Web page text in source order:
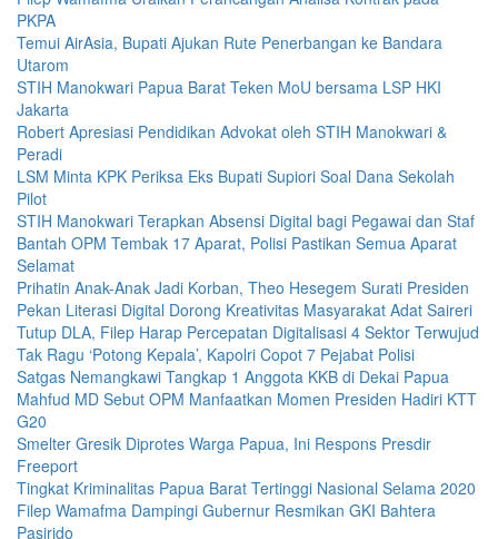
PKPA
Temui AirAsia, Bupati Ajukan Rute Penerbangan ke Bandara
Utarom
STIH Manokwari Papua Barat Teken MoU bersama LSP HKI
Jakarta
Robert Apresiasi Pendidikan Advokat oleh STIH Manokwari &
Peradi
LSM Minta KPK Periksa Eks Bupati Supiori Soal Dana Sekolah
Pilot
STIH Manokwari Terapkan Absensi Digital bagi Pegawai dan Staf
Bantah OPM Tembak 17 Aparat, Polisi Pastikan Semua Aparat
Selamat
Prihatin Anak-Anak Jadi Korban, Theo Hesegem Surati Presiden
Pekan Literasi Digital Dorong Kreativitas Masyarakat Adat Saireri
Tutup DLA, Filep Harap Percepatan Digitalisasi 4 Sektor Terwujud
Tak Ragu ‘Potong Kepala’, Kapolri Copot 7 Pejabat Polisi
Satgas Nemangkawi Tangkap 1 Anggota KKB di Dekai Papua
Mahfud MD Sebut OPM Manfaatkan Momen Presiden Hadiri KTT
G20
Smelter Gresik Diprotes Warga Papua, Ini Respons Presdir
Freeport
Tingkat Kriminalitas Papua Barat Tertinggi Nasional Selama 2020
Filep Wamafma Dampingi Gubernur Resmikan GKI Bahtera
Pasirido